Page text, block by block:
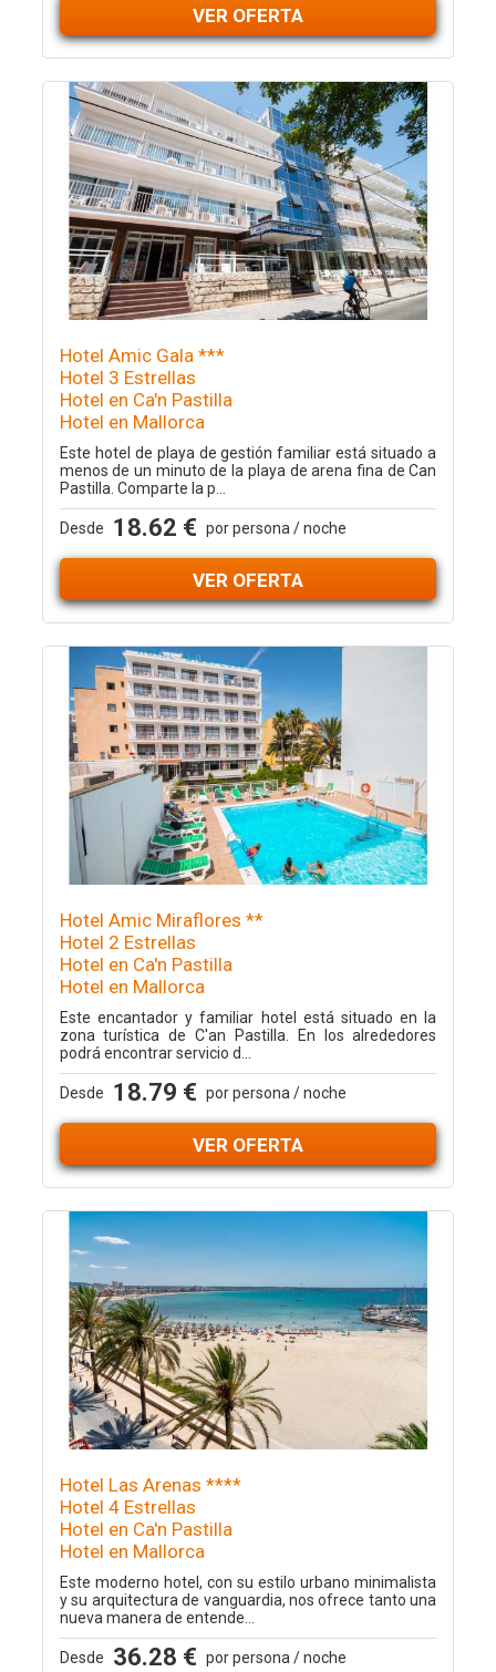
VER OFERTA
Hotel Amic Gala ***
Hotel 3 Estrellas
Hotel en Ca'n Pastilla
Hotel en Mallorca
Este hotel de playa de gestión familiar está situado a
menos de un minuto de la playa de arena fina de Can
Pastilla. Comparte la p...
Desde 18.62 € por persona / noche
VER OFERTA
Hotel Amic Miraflores **
Hotel 2 Estrellas
Hotel en Ca'n Pastilla
Hotel en Mallorca
Este encantador y familiar hotel está situado en la
zona turística de C'an Pastilla. En los alrededores
podrá encontrar servicio d...
Desde 18.79 € por persona / noche
VER OFERTA
Hotel Las Arenas ****
Hotel 4 Estrellas
Hotel en Ca'n Pastilla
Hotel en Mallorca
Este moderno hotel, con su estilo urbano minimalista
y su arquitectura de vanguardia, nos ofrece tanto una
nueva manera de entende...
Desde 36.28 € por persona / noche